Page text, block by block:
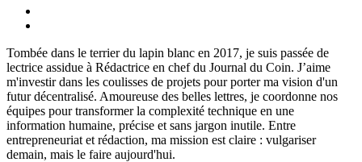
Tombée dans le terrier du lapin blanc en 2017, je suis passée de
lectrice assidue à Rédactrice en chef du Journal du Coin. J’aime
m'investir dans les coulisses de projets pour porter ma vision d'un
futur décentralisé. Amoureuse des belles lettres, je coordonne nos
équipes pour transformer la complexité technique en une
information humaine, précise et sans jargon inutile. Entre
entrepreneuriat et rédaction, ma mission est claire : vulgariser
demain, mais le faire aujourd'hui.